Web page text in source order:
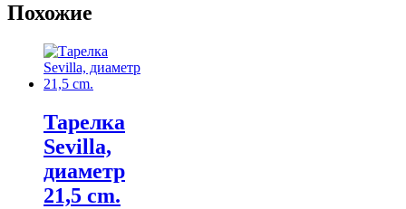
Похожие
Тарелка
Sevilla,
диаметр
21,5 cm.